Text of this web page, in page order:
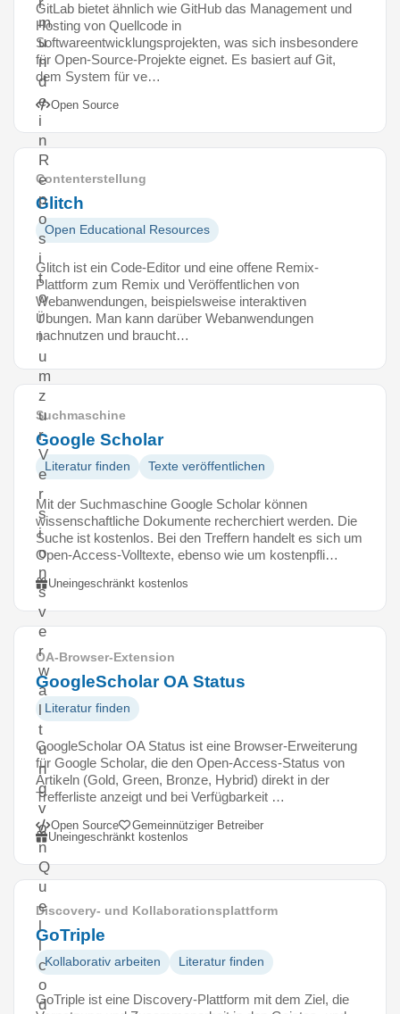
m
u
n
d
e
i
n
R
e
p
o
s
i
t
o
r
i
u
m
z
u
r
V
e
r
s
i
o
n
s
v
e
r
w
a
l
t
u
n
g
v
o
n
Q
u
e
l
l
c
o
d
GitLab bietet ähnlich wie GitHub das Management und
Hosting von Quellcode in
Softwareentwicklungsprojekten, was sich insbesondere
für Open-Source-Projekte eignet. Es basiert auf Git,
dem System für ve…
Open Source
Contenterstellung
Glitch
Open Educational Resources
Glitch ist ein Code-Editor und eine offene Remix-
Plattform zum Remix und Veröffentlichen von
Webanwendungen, beispielsweise interaktiven
Übungen. Man kann darüber Webanwendungen
nachnutzen und braucht…
Suchmaschine
Google Scholar
Literatur finden Texte veröffentlichen
Mit der Suchmaschine Google Scholar können
wissenschaftliche Dokumente recherchiert werden. Die
Suche ist kostenlos. Bei den Treffern handelt es sich um
Open-Access-Volltexte, ebenso wie um kostenpfli…
Uneingeschränkt kostenlos
OA-Browser-Extension
GoogleScholar OA Status
Literatur finden
GoogleScholar OA Status ist eine Browser-Erweiterung
für Google Scholar, die den Open-Access-Status von
Artikeln (Gold, Green, Bronze, Hybrid) direkt in der
Trefferliste anzeigt und bei Verfügbarkeit …
Open Source
Gemeinnütziger Betreiber
Uneingeschränkt kostenlos
Discovery- und Kollaborationsplattform
GoTriple
Kollaborativ arbeiten Literatur finden
GoTriple ist eine Discovery-Plattform mit dem Ziel, die